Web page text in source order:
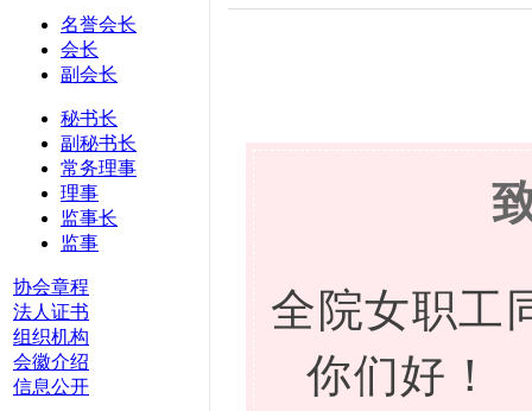
名誉会长
会长
副会长
秘书长
副秘书长
常务理事
理事
监事长
监事
协会章程
法人证书
组织机构
会徽介绍
信息公开
全院女职工
你们好！